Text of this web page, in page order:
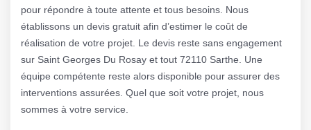
pour répondre à toute attente et tous besoins. Nous
établissons un devis gratuit afin d’estimer le coût de
réalisation de votre projet. Le devis reste sans engagement
sur Saint Georges Du Rosay et tout 72110 Sarthe. Une
équipe compétente reste alors disponible pour assurer des
interventions assurées. Quel que soit votre projet, nous
sommes à votre service.